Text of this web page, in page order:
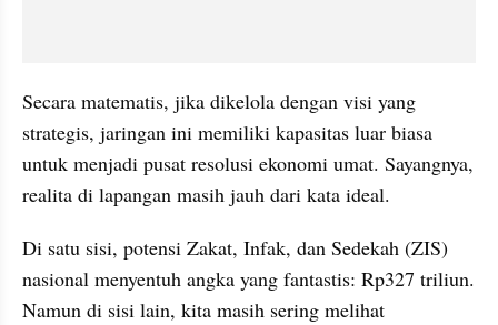
Secara matematis, jika dikelola dengan visi yang
strategis, jaringan ini memiliki kapasitas luar biasa
untuk menjadi pusat resolusi ekonomi umat. Sayangnya,
realita di lapangan masih jauh dari kata ideal.
Di satu sisi, potensi Zakat, Infak, dan Sedekah (ZIS)
nasional menyentuh angka yang fantastis: Rp327 triliun.
Namun di sisi lain, kita masih sering melihat